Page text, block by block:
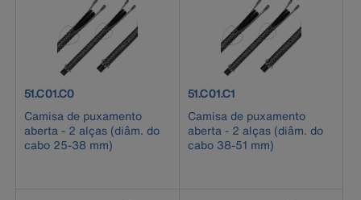
product number 51.C01.C0
51.C01.C0
Camisa de puxamento
aberta - 2 alças (diâm. do
cabo 25-38 mm)
product number 51.C01.C1
51.C01.C1
Camisa de puxamento
aberta - 2 alças (diâm. do
cabo 38-51 mm)